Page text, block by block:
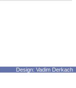
Design: Vadim Derkach